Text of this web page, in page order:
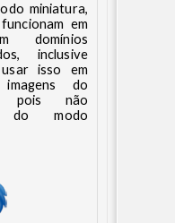
miniatura,
em
domínios
inclusive
isso em
do
pois não
do modo